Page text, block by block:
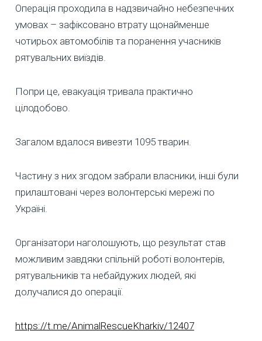
Операція проходила в надзвичайно небезпечних
умовах – зафіксовано втрату щонайменше
чотирьох автомобілів та поранення учасників
рятувальних виїздів.
Попри це, евакуація тривала практично
цілодобово.
Загалом вдалося вивезти 1095 тварин.
Частину з них згодом забрали власники, інші були
прилаштовані через волонтерські мережі по
Україні.
Організатори наголошують, що результат став
можливим завдяки спільній роботі волонтерів,
рятувальників та небайдужих людей, які
долучалися до операції.
https://t.me/AnimalRescueKharkiv/12407